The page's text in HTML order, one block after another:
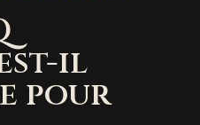
il
pour